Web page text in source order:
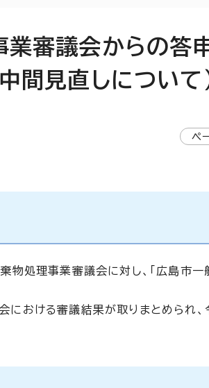
審議会からの答
間見直しについて
ペ
物処理事業審議会に対し、「広島市
における審議結果が取りまとめら